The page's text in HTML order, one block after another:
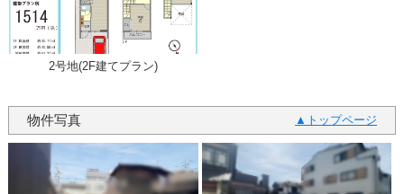
2号地(2F建てプラン)
物件写真 トップページ